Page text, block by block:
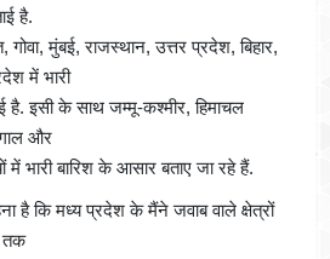
है.
मुंबई, राजस्थान, उत्तर प्रदेश, बिहार,
में भारी
है. इसी के साथ जम्मू-कश्मीर, हिमाचल
और
भारी बारिश के आसार बताए जा रहे हैं.
है कि मध्य प्रदेश के मैंने जवाब वाले क्षेत्रों
तक